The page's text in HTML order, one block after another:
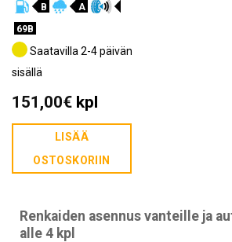
B
A
69B
Saatavilla 2-4 päivän
sisällä
151,00€kpl
LISÄÄ
OSTOSKORIIN
Renkaiden asennus vanteille ja
alle 4 kpl